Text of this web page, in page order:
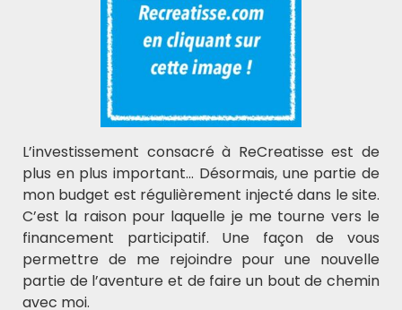
Etape 4 :
La vallée Grammatica (A venir)
Les noms et les verbes
Ecrire des phrases et des petits textes (A venir)
L’investissement consacré à ReCreatisse est de
plus en plus important… Désormais, une partie de
mon budget est régulièrement injecté dans le site.
C’est la raison pour laquelle je me tourne vers le
financement participatif. Une façon de vous
permettre de me rejoindre pour une nouvelle
partie de l’aventure et de faire un bout de chemin
avec moi.